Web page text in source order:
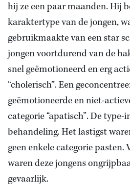
hij ze een paar maanden. Hij
karaktertype van de jongen,
gebruikmaakte van een star
jongen voortdurend van de
snel geëmotioneerd en erg
“cholerisch”. Een
geëmotioneerde en niet-
categorie “apatisch”. De
behandeling. Het lastigst
geen enkele categorie pasten.
waren deze jongens
gevaarlijk.